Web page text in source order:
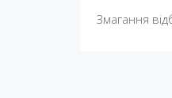
Змагання